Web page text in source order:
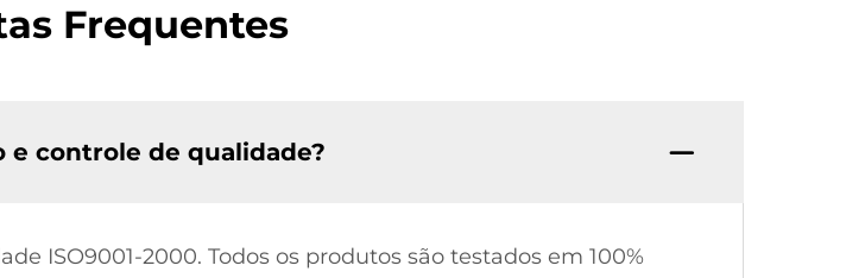
Frequentes
e controle de qualidade?
ISO9001-2000. Todos os produtos são testados em 100%